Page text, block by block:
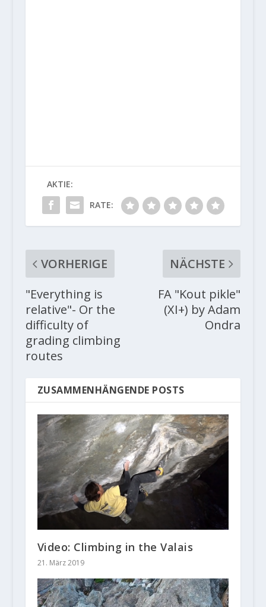
AKTIE:
RATE:
VORHERIGE
"Everything is
relative"- Or the
difficulty of
grading climbing
routes
NÄCHSTE
FA "Kout pikle"
(XI+) by Adam
Ondra
ZUSAMMENHÄNGENDE POSTS
Video: Climbing in the Valais
21. März 2019